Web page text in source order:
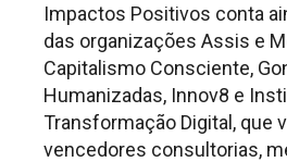
Impactos Positivos conta
das organizações Assis e
Capitalismo Consciente,
Humanizadas, Innov8 e
Transformação Digital, que
vencedores consultorias,